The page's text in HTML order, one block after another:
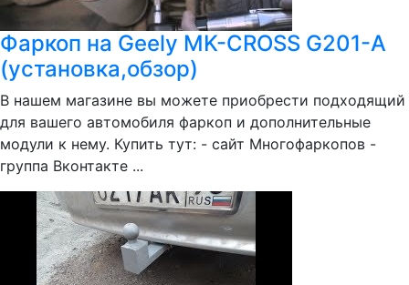
Фаркоп на Geely MK-CROSS G201-A
(установка,обзор)
В нашем магазине вы можете приобрести подходящий
для вашего автомобиля фаркоп и дополнительные
модули к нему. Купить тут: - сайт Многофаркопов -
группа Вконтакте ...